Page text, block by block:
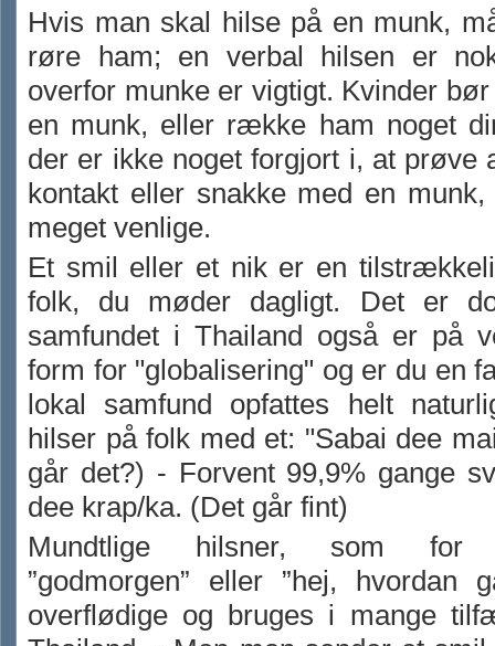
Hvis man skal hilse på en munk,
røre ham; en verbal hilsen er
overfor munke er vigtigt. Kvinder
en munk, eller række ham noget
der er ikke noget forgjort i, at prøve
kontakt eller snakke med en
meget venlige.
Et smil eller et nik er en
folk, du møder dagligt. Det er
samfundet i Thailand også er på
form for "globalisering" og er du en
lokal samfund opfattes helt
hilser på folk med et: "Sabai dee
går det?) - Forvent 99,9% gange
dee krap/ka. (Det går fint)
Mundtlige hilsner, som for
”godmorgen” eller ”hej, hvordan
overflødige og bruges i mange